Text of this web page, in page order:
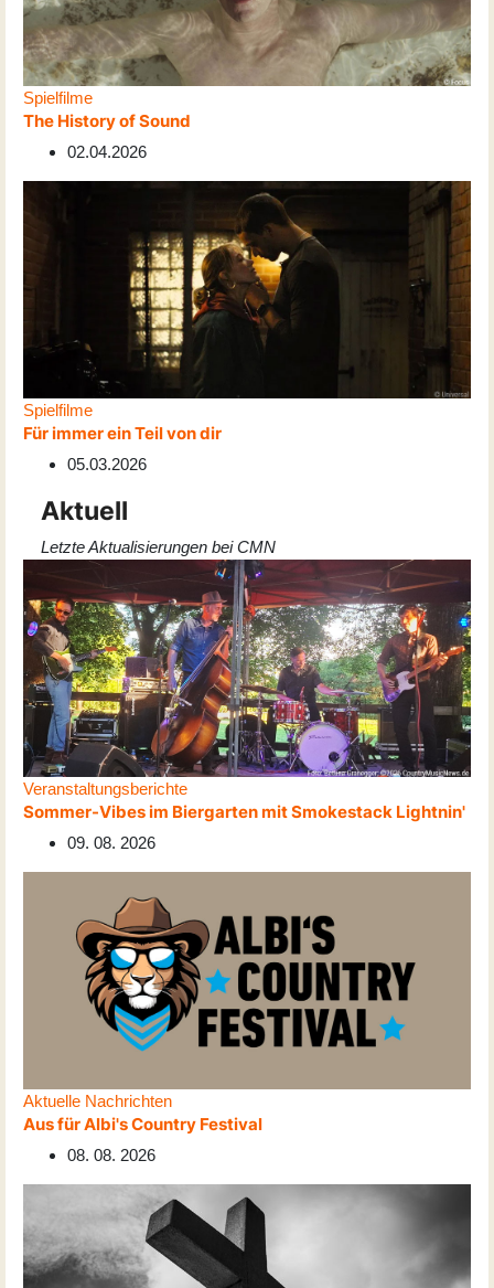
Spielfilme
The History of Sound
02.04.2026
Spielfilme
Für immer ein Teil von dir
05.03.2026
Aktuell
Letzte Aktualisierungen bei CMN
Veranstaltungsberichte
Sommer-Vibes im Biergarten mit Smokestack Lightnin'
09. 08. 2026
Aktuelle Nachrichten
Aus für Albi's Country Festival
08. 08. 2026